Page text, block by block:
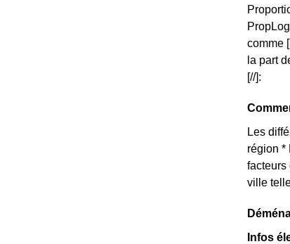
comme
la part
[//]:
Les
région *
facteurs
ville
Infos